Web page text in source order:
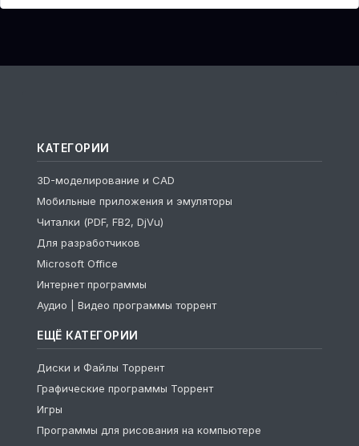
КАТЕГОРИИ
3D-моделирование и CAD
Мобильные приложения и эмуляторы
Читалки (PDF, FB2, DjVu)
Для разработчиков
Microsoft Office
Интернет программы
Аудио | Видео программы торрент
ЕЩЁ КАТЕГОРИИ
Диски и Файлы Торрент
Графические программы Торрент
Игры
Программы для рисования на компьютере